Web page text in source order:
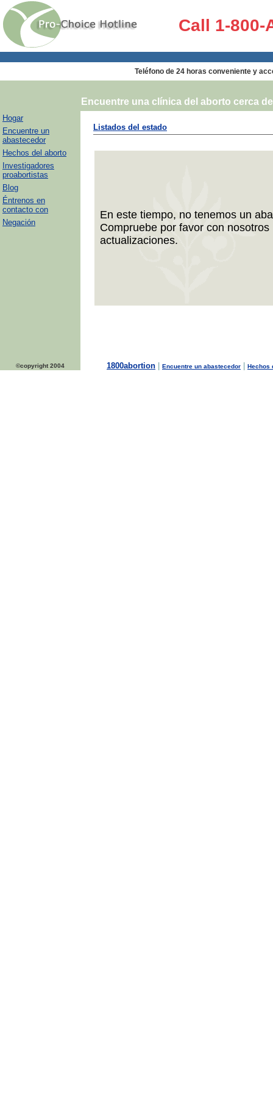
Call 1-800-
Teléfono de 24 horas conveniente y
Encuentre una clínica del aborto cerca
Hogar
Encuentre un
abastecedor
Hechos del aborto
Investigadores
proabortistas
Blog
Éntrenos en
contacto con
Negación
Listados del estado
En este tiempo, no tenemos un
Compruebe por favor con
actualizaciones.
©copyright 2004 1800abortion Encuentre un abastecedor Hechos